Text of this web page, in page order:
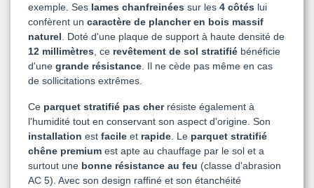
exemple. Ses lames chanfreinées sur les 4 côtés lui
confèrent un caractère de plancher en bois massif
naturel . Doté d'une plaque de support à haute densité de
12 millimètres , ce revêtement de sol stratifié bénéficie
d'une grande résistance . Il ne cède pas même en cas
de sollicitations extrêmes.
Ce parquet stratifié pas cherrésiste également à
l'humidité tout en conservant son aspect d'origine. Son
installation est facile et rapide . Le parquet stratifié
chêne premium est apte au chauffage par le sol et a
surtout une bonne résistance au feu (classe d'abrasion
AC 5). Avec son design raffiné et son étanchéité